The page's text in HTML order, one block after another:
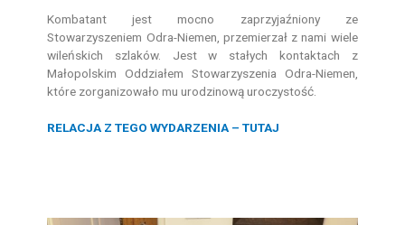
Kombatant jest mocno zaprzyjaźniony ze
Stowarzyszeniem Odra-Niemen, przemierzał z nami wiele
wileńskich szlaków. Jest w stałych kontaktach z
Małopolskim Oddziałem Stowarzyszenia Odra-Niemen,
które zorganizowało mu urodzinową uroczystość.
RELACJA Z TEGO WYDARZENIA – TUTAJ